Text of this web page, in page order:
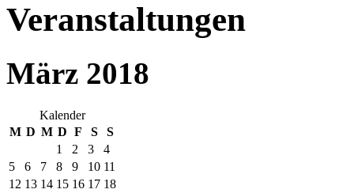
Veranstaltungen
März 2018
Kalender
M D M D F S
S
1
2 3
4
5
6 7 8 9 10 11
12 13 14 15 16 17 18